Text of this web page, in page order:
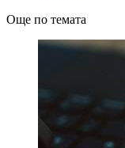
Още по темата